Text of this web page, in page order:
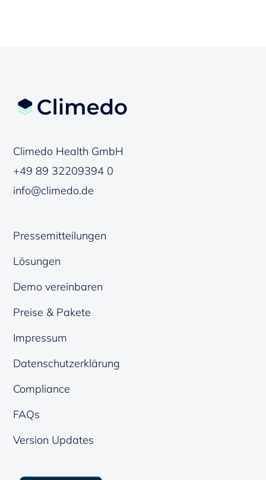
Climedo Health GmbH
+49 89 32209394 0
info@climedo.de
Pressemitteilungen
Lösungen
Demo vereinbaren
Preise & Pakete
Impressum
Datenschutzerklärung
Compliance
FAQs
Version Updates